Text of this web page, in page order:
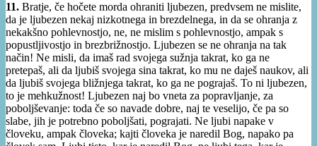
11. Bratje, če hočete morda ohraniti ljubezen, predvsem ne mislite,
da je ljubezen nekaj nizkotnega in brezdelnega, in da se ohranja z
nekakšno pohlevnostjo, ne, ne mislim s pohlevnostjo, ampak s
popustljivostjo in brezbrižnostjo. Ljubezen se ne ohranja na tak
način! Ne misli, da imaš rad svojega sužnja takrat, ko ga ne
pretepaš, ali da ljubiš svojega sina takrat, ko mu ne daješ naukov, ali
da ljubiš svojega bližnjega takrat, ko ga ne pograjaš. To ni ljubezen,
to je mehkužnost! Ljubezen naj bo vneta za popravljanje, za
poboljševanje: toda če so navade dobre, naj te veselijo, če pa so
slabe, jih je potrebno poboljšati, pograjati. Ne ljubi napake v
človeku, ampak človeka; kajti človeka je naredil Bog, napako pa